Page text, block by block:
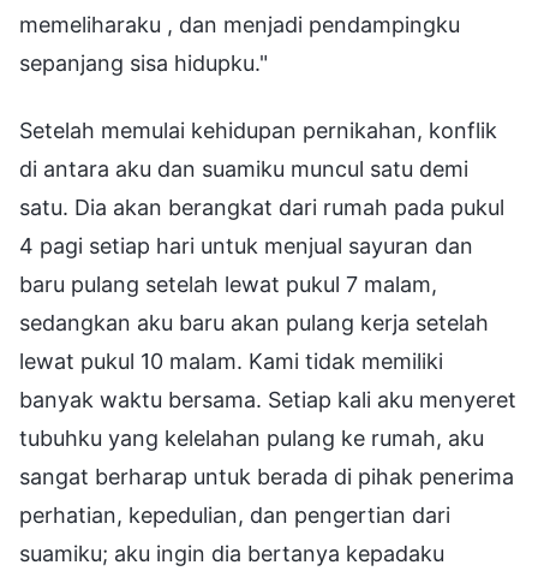
memeliharaku , dan menjadi pendampingku
sepanjang sisa hidupku."
Setelah memulai kehidupan pernikahan, konflik
di antara aku dan suamiku muncul satu demi
satu. Dia akan berangkat dari rumah pada pukul
4 pagi setiap hari untuk menjual sayuran dan
baru pulang setelah lewat pukul 7 malam,
sedangkan aku baru akan pulang kerja setelah
lewat pukul 10 malam. Kami tidak memiliki
banyak waktu bersama. Setiap kali aku menyeret
tubuhku yang kelelahan pulang ke rumah, aku
sangat berharap untuk berada di pihak penerima
perhatian, kepedulian, dan pengertian dari
suamiku; aku ingin dia bertanya kepadaku